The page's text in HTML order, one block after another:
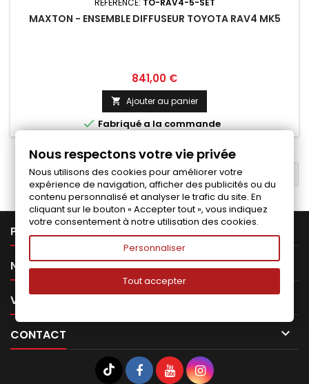
RÉFÉRENCE: TO-RAV4-5-SET
MAXTON - ENSEMBLE DIFFUSEUR TOYOTA RAV4 MK5
Prix
841,00 €
 Ajouter au panier
Fabriqué a la commande
RETOUR EN HAUT
PRODUITS
NOTRE SOCIÉTÉ 
VOTRE COMPTE 
CONTACT 
Nous respectons votre vie privée
Nous utilisons des cookies pour améliorer votre
expérience de navigation, afficher des publicités ou du
contenu personnalisé et analyser le trafic du site. En
cliquant sur le bouton « Accepter tout », vous indiquez
votre consentement à notre utilisation des cookies.
Personnaliser
Tout accepter